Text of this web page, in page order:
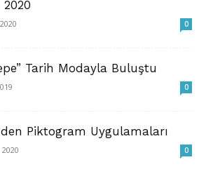
2020
0
Tarih Modayla Buluştu
0
Piktogram Uygulamaları
0